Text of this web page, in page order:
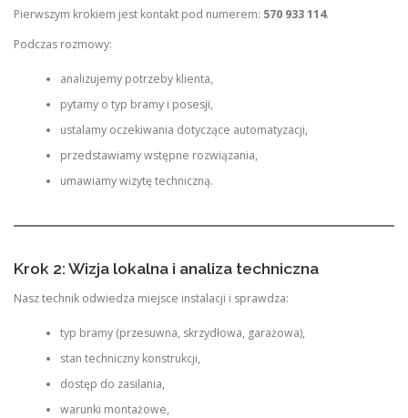
Pierwszym krokiem jest kontakt pod numerem: 570 933 114.
Podczas rozmowy:
analizujemy potrzeby klienta,
pytamy o typ bramy i posesji,
ustalamy oczekiwania dotyczące automatyzacji,
przedstawiamy wstępne rozwiązania,
umawiamy wizytę techniczną.
Krok 2: Wizja lokalna i analiza techniczna
Nasz technik odwiedza miejsce instalacji i sprawdza:
typ bramy (przesuwna, skrzydłowa, garażowa),
stan techniczny konstrukcji,
dostęp do zasilania,
warunki montażowe,